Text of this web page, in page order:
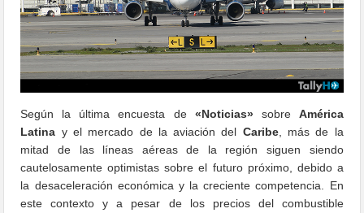
Según la última encuesta de «Noticias»sobre América
Latina y el mercado de la aviación del Caribe, más de la
mitad de las líneas aéreas de la región siguen siendo
cautelosamente optimistas sobre el futuro próximo, debido a
la desaceleración económica y la creciente competencia. En
este contexto y a pesar de los precios del combustible